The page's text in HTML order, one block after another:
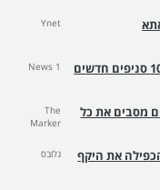
Ynet
News 1
מסבים את כל
The
Marker
את היקף
גלובס